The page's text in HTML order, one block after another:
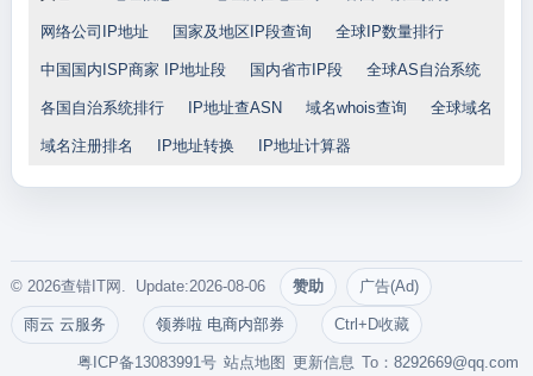
网络公司IP地址 国家及地区IP段查询 全球IP数量排行
中国国内ISP商家 IP地址段 国内省市IP段 全球AS自治系统
各国自治系统排行 IP地址查ASN 域名whois查询 全球域名
域名注册排名 IP地址转换 IP地址计算器
© 2026查错IT网. Update:2026-08-06 赞助 广告(Ad)
雨云 云服务 领券啦 电商内部券 Ctrl+D收藏
To：8292669@qq.com
更新信息
站点地图
粤ICP备13083991号